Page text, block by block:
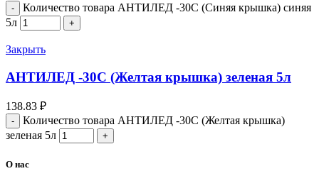
Количество товара АНТИЛЕД -30С (Синяя крышка) синяя
5л
Закрыть
АНТИЛЕД -30С (Желтая крышка) зеленая 5л
138.83 ₽
Количество товара АНТИЛЕД -30С (Желтая крышка)
зеленая 5л
О нас